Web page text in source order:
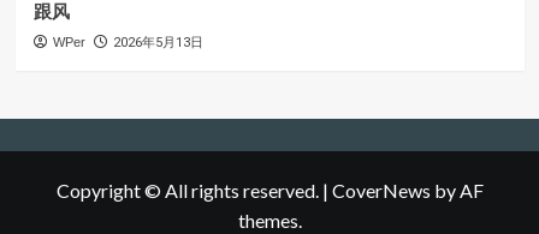
跟风
WPer 2026年5月13日
Copyright © All rights reserved. | CoverNews by AF
themes.